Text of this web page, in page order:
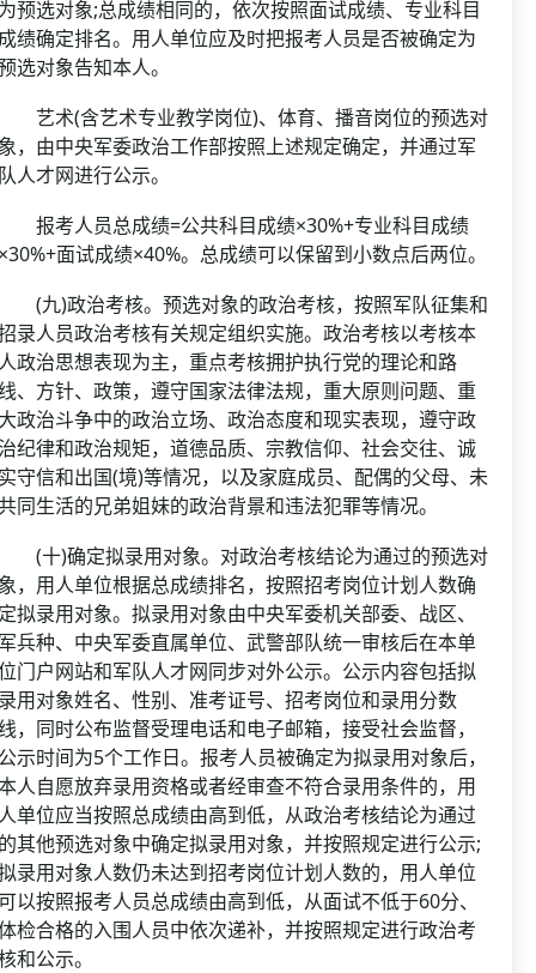
预选对象;总成绩相同的，依次按照面试成绩、专业科目
绩确定排名。用人单位应及时把报考人员是否被确定为
选对象告知本人。
术(含艺术专业教学岗位)、体育、播音岗位的预选对
，由中央军委政治工作部按照上述规定确定，并通过军
人才网进行公示。
考人员总成绩=公共科目成绩×30%+专业科目成绩
面试成绩×40%。总成绩可以保留到小数点后两位。
九)政治考核。预选对象的政治考核，按照军队征集和
录人员政治考核有关规定组织实施。政治考核以考核本
政治思想表现为主，重点考核拥护执行党的理论和路
、方针、政策，遵守国家法律法规，重大原则问题、重
政治斗争中的政治立场、政治态度和现实表现，遵守政
纪律和政治规矩，道德品质、宗教信仰、社会交往、诚
守信和出国(境)等情况，以及家庭成员、配偶的父母、未
同生活的兄弟姐妹的政治背景和违法犯罪等情况。
十)确定拟录用对象。对政治考核结论为通过的预选对
，用人单位根据总成绩排名，按照招考岗位计划人数确
拟录用对象。拟录用对象由中央军委机关部委、战区、
兵种、中央军委直属单位、武警部队统一审核后在本单
门户网站和军队人才网同步对外公示。公示内容包括拟
用对象姓名、性别、准考证号、招考岗位和录用分数
，同时公布监督受理电话和电子邮箱，接受社会监督，
示时间为5个工作日。报考人员被确定为拟录用对象后，
人自愿放弃录用资格或者经审查不符合录用条件的，用
单位应当按照总成绩由高到低，从政治考核结论为通过
其他预选对象中确定拟录用对象，并按照规定进行公示;
录用对象人数仍未达到招考岗位计划人数的，用人单位
以按照报考人员总成绩由高到低，从面试不低于60分、
检合格的入围人员中依次递补，并按照规定进行政治考
和公示。